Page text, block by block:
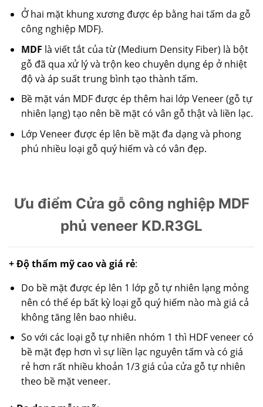
Ở hai mặt khung xương được ép bằng hai tấm da gỗ
công nghiệp MDF).
MDF là viết tắt của từ (Medium Density Fiber) là bột
gỗ đã qua xử lý và trộn keo chuyên dụng ép ở nhiệt
độ và áp suất trung bình tạo thành tấm.
Bề mặt ván MDF được ép thêm hai lớp Veneer (gỗ tự
nhiên lạng) tạo nên bề mặt có vân gỗ thật và liền lạc.
Lớp Veneer được ép lên bề mặt đa dạng và phong
phú nhiều loại gỗ quý hiếm và có vân đẹp.
Ưu điểm Cửa gỗ công nghiệp MDF
phủ veneer KD.R3GL
+ Độ thẩm mỹ cao và giá rẻ:
Do bề mặt được ép lên 1 lớp gỗ tự nhiên lạng mỏng
nên có thể ép bất kỳ loại gỗ quý hiếm nào mà giá cả
không tăng lên bao nhiêu.
So với các loại gỗ tự nhiên nhóm 1 thì HDF veneer có
bề mặt đẹp hơn vì sự liền lạc nguyên tấm và có giá
rẻ hơn rất nhiều khoản 1/3 giá của cửa gỗ tự nhiên
theo bề mặt veneer.